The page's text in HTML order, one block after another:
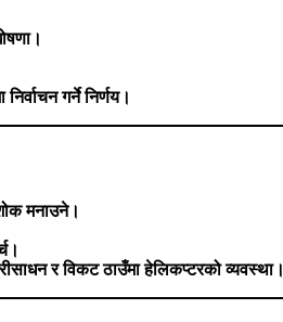
गर्ने निर्णय।
मनाउने।
र विकट ठाउँमा हेलिकप्टरको व्यवस्था।